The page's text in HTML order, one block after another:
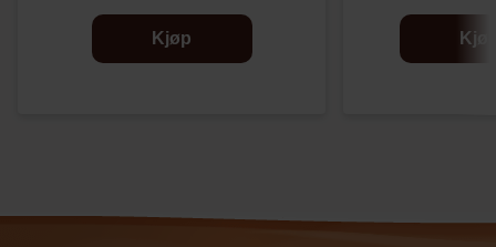
Kjøp